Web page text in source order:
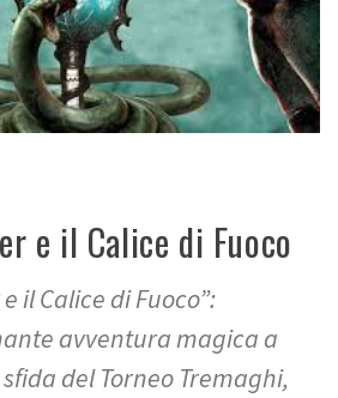
e il Calice di Fuoco
il Calice di Fuoco”:
avventura magica a
del Torneo Tremaghi,